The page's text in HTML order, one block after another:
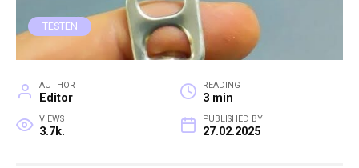
TESTEN
AUTHOR
Editor
READING
3 min
VIEWS
3.7k.
PUBLISHED BY
27.02.2025